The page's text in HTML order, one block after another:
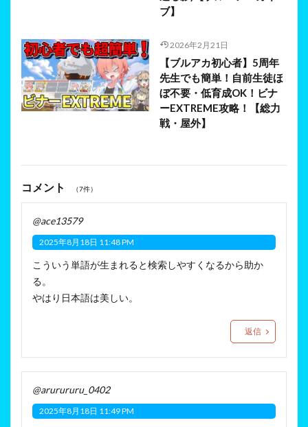
ブ】
2026年2月21日
【ブルアカ初心者】5周年
先生でも簡単！自前生徒ほ
ぼ不要・低育成OK！ビナ
ーEXTREME攻略！【総力
戦・屋外】
コメント （7件）
@ace13579
2025年8月18日 11:48 PM
こういう単語が生まれると検索しやすくなるから助か
る。
やはり日本語は美しい。
返信
@arurururu_0402
2025年8月18日 11:49 PM